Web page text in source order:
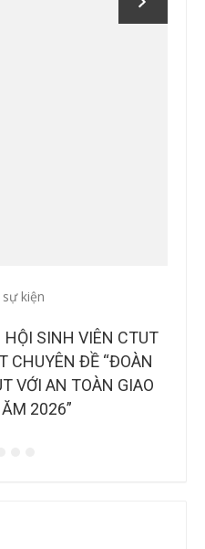
kiện
SINH VIÊN CTUT
CHUYÊN ĐỀ “ĐOÀN
VỚI AN TOÀN GIAO
2026”